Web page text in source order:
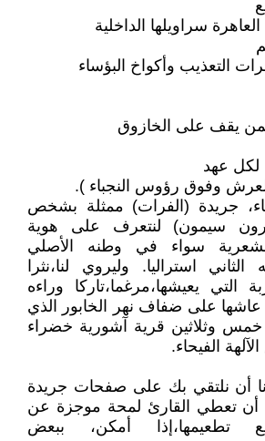
سراويلها الداخلية
التعذيب وأكواخ البؤساء
يقف على الخازوق
لكل عهد
وفوق رؤوس النجباء ).
جريدة (الفرات) ممثلة بشخص
سيمون) لنتعرف على هوية
سواء في وطنه الأصلي
استراليا. وليروي لنا،نثرا
التي يعيشها،مرغما،تاركا وراءه
عاشها على ضفاف نهر الخابور الذي
خمس وثلاثين قرية آشورية خضراء
الفيحاء.
أن نلتقي بك على صفحات جريدة
أن تعطي القارئ لمحة موجزة عن
تطعيمها،إذا أمكن، ببعض